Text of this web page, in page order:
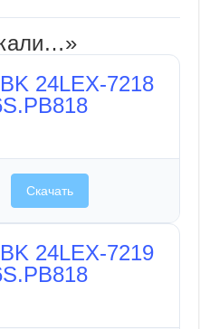
24LEX-7218
Скачать
24LEX-7219